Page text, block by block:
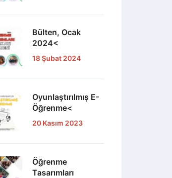
Bülten, Ocak
2024<
18 Şubat 2024
Oyunlaştırılmış E-
Öğrenme<
20 Kasım 2023
Öğrenme
Tasarımları